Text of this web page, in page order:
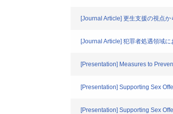
[Journal Article] 更生支援の視点
[Journal Article] 犯罪者処遇領域
[Presentation] Measures to
[Presentation] Supporting Sex
[Presentation] Supporting Sex